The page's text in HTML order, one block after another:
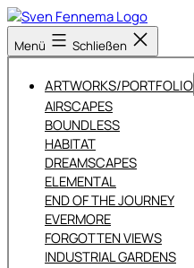
Zum
Inhalt
springen
Sven
Fennema
Menü Schließen
ARTWORKS/PORTFOLIO
AIRSCAPES
BOUNDLESS
HABITAT
DREAMSCAPES
ELEMENTAL
END OF THE JOURNEY
EVERMORE
FORGOTTEN VIEWS
INDUSTRIAL GARDENS